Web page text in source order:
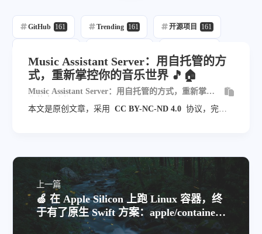
GitHub 161 Trending 161 开源项目 161
Music Assistant Server：用自托管的方
式，重新掌控你的音乐世界 🎵🏠
Music Assistant Server：用自托管的方式，重新掌控
本文是原创文章，采用
CC BY-NC-ND 4.0 协议，完整
上一篇
🍏 在 Apple Silicon 上跑 Linux 容器，终
于有了原生 Swift 方案：apple/container